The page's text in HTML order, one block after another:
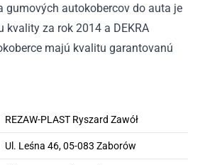
gumových autokobercov do auta je
za rok 2014 a DEKRA
majú kvalitu garantovanú
REZAW-PLAST Ryszard Zawół
Ul. Leśna 46, 05-083 Zaborów